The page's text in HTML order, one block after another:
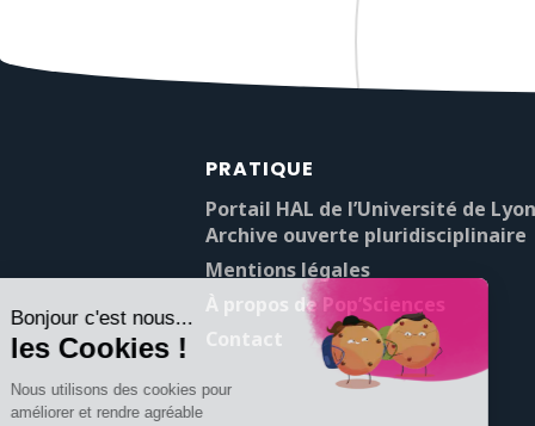
PRATIQUE
Portail HAL de l’Université de
Archive ouverte pluridisciplinaire
Mentions légales
À propos de Pop’Sciences
Contact